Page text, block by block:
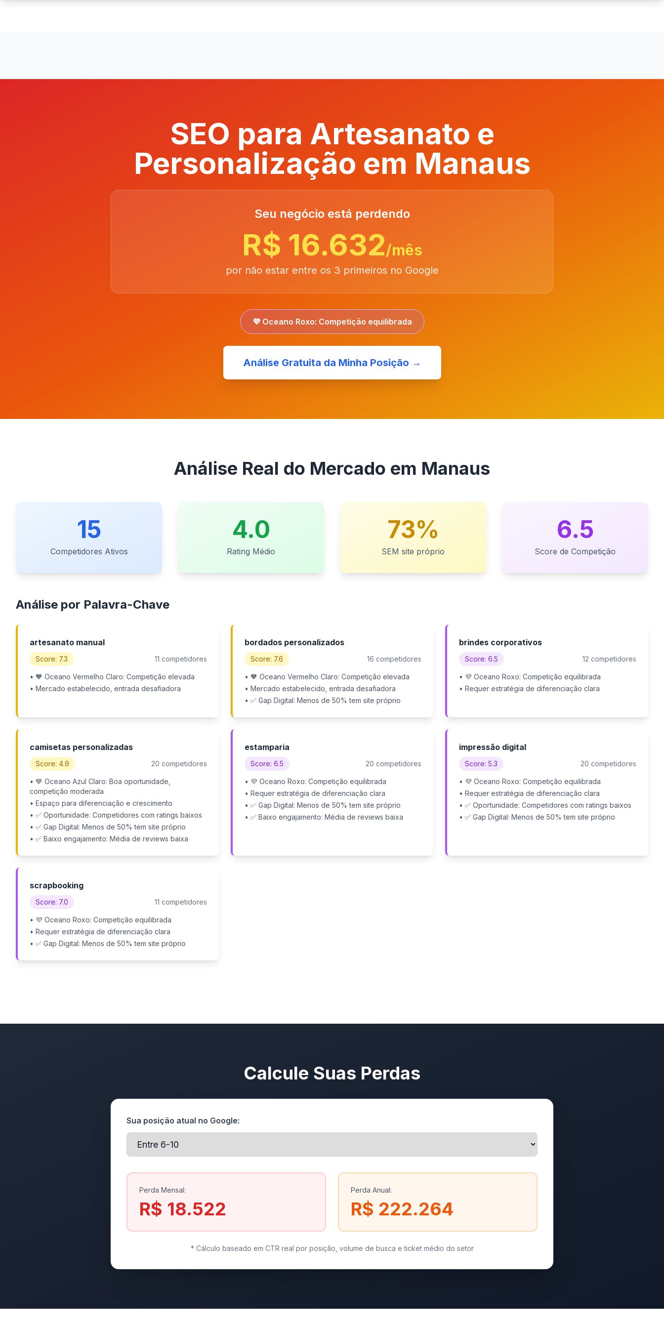
SEO para Artesanato e
Personalização em Manaus
Seu negócio está perdendo
R$ 16.632/mês
por não estar entre os 3 primeiros no Google
💜 Oceano Roxo: Competição equilibrada
Análise Gratuita da Minha Posição →
Análise Real do Mercado em Manaus
15
Competidores Ativos
4.0
Rating Médio
73%
SEM site próprio
6.5
Score de Competição
Análise por Palavra-Chave
artesanato manual
Score: 7.3 11 competidores
• 🧡 Oceano Vermelho Claro: Competição elevada
• Mercado estabelecido, entrada desafiadora
bordados personalizados
Score: 7.6 16 competidores
• 🧡 Oceano Vermelho Claro: Competição elevada
• Mercado estabelecido, entrada desafiadora
• ✅ Gap Digital: Menos de 50% tem site próprio
brindes corporativos
Score: 6.5 12 competidores
• 💜 Oceano Roxo: Competição equilibrada
• Requer estratégia de diferenciação clara
camisetas personalizadas
Score: 4.9 20 competidores
• 💙 Oceano Azul Claro: Boa oportunidade,
competição moderada
• Espaço para diferenciação e crescimento
• ✅ Oportunidade: Competidores com ratings baixos
• ✅ Gap Digital: Menos de 50% tem site próprio
• ✅ Baixo engajamento: Média de reviews baixa
estamparia
Score: 6.5 20 competidores
• 💜 Oceano Roxo: Competição equilibrada
• Requer estratégia de diferenciação clara
• ✅ Gap Digital: Menos de 50% tem site próprio
• ✅ Baixo engajamento: Média de reviews baixa
impressão digital
Score: 5.3 20 competidores
• 💜 Oceano Roxo: Competição equilibrada
• Requer estratégia de diferenciação clara
• ✅ Oportunidade: Competidores com ratings baixos
• ✅ Gap Digital: Menos de 50% tem site próprio
scrapbooking
Score: 7.0 11 competidores
• 💜 Oceano Roxo: Competição equilibrada
• Requer estratégia de diferenciação clara
• ✅ Gap Digital: Menos de 50% tem site próprio
Calcule Suas Perdas
Sua posição atual no Google:
Perda Mensal:
R$ 18.522
Perda Anual:
R$ 222.264
* Cálculo baseado em CTR real por posição, volume de busca e ticket médio do setor